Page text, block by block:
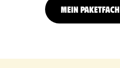
MEIN